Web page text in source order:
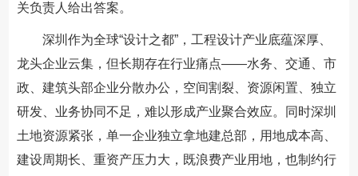
关负责人给出答案。
深圳作为全球“设计之都”，工程设计产业底蕴深厚、
龙头企业云集，但长期存在行业痛点——水务、交通、市
政、建筑头部企业分散办公，空间割裂、资源闲置、独立
研发、业务协同不足，难以形成产业聚合效应。同时深圳
土地资源紧张，单一企业独立拿地建总部，用地成本高、
建设周期长、重资产压力大，既浪费产业用地，也制约行